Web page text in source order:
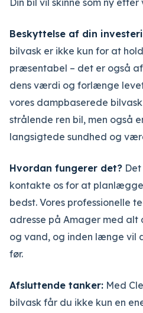
Din bil vil skinne som ny
Beskyttelse af din
bilvask er ikke kun for at
præsentabel – det er også
dens værdi og forlænge
vores dampbaserede
strålende ren bil, men også
langsigtede sundhed og
Hvordan fungerer det?
kontakte os for at
bedst. Vores professionelle
adresse på Amager med
og vand, og inden længe vil
før.
Afsluttende tanker: Med
bilvask får du ikke kun en